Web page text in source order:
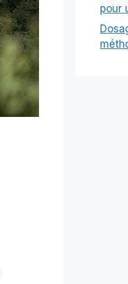
pour